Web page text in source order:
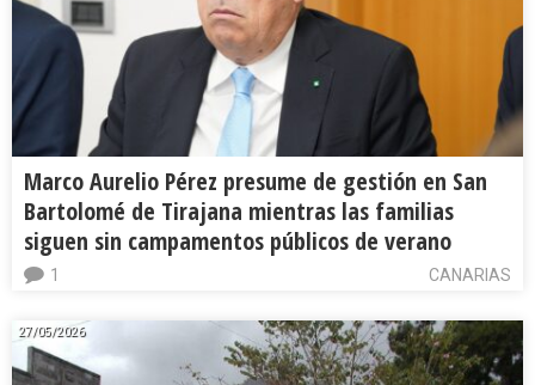
Marco Aurelio Pérez presume de gestión en San
Bartolomé de Tirajana mientras las familias
siguen sin campamentos públicos de verano
CANARIAS
1
27/05/2026